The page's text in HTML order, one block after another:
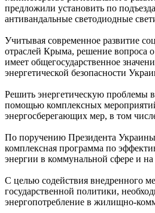
предложили установить по
антивандальные светодиодные
Учитывая современное развитие
отраслей Крыма, решение вопроса
имеет общегосударственное
энергетической безопасности
Решить энергетическую проблемы
помощью комплексных
энергосберегающих мер, в том
По поручению Президента Украины
комплексная программа по
энергии в коммунальной сфере и на
С целью содействия внедренного
государственной политики,
энергопотребление в жилищно-